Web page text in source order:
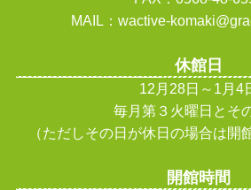
MAIL：wactive-
休館日
12月28日～1月4
毎月第３火曜日とそ
（ただしその日が休日の場合は開
開館時間